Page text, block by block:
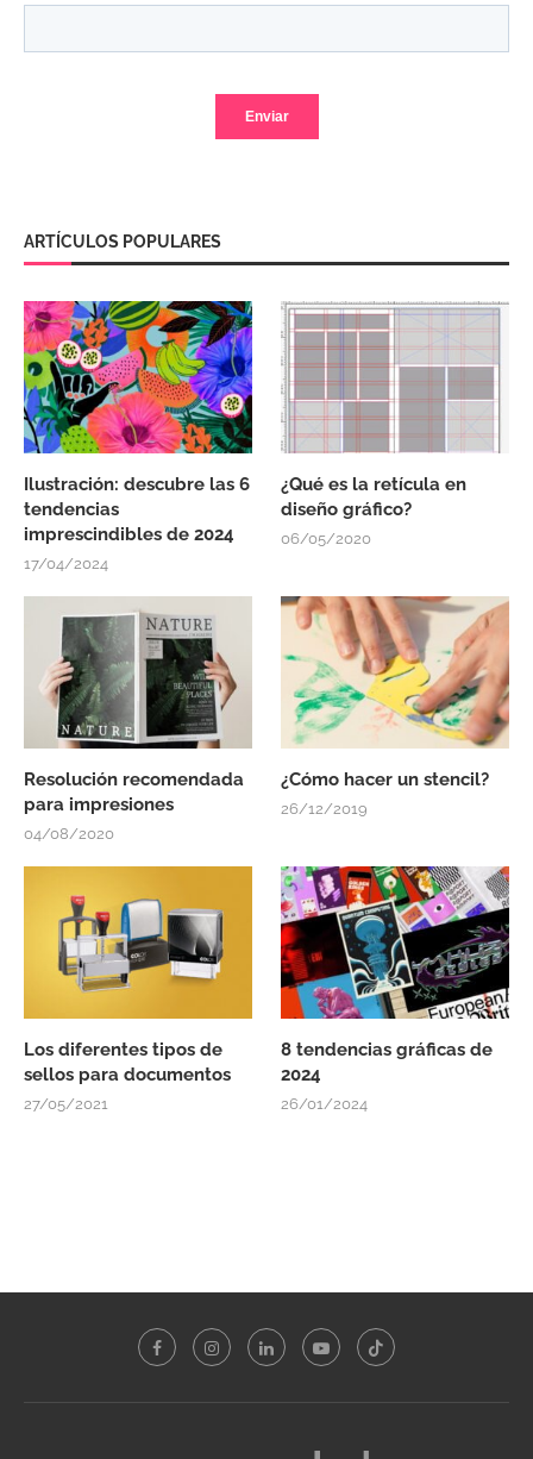
ARTÍCULOS POPULARES
Ilustración: descubre las 6
tendencias
imprescindibles de 2024
17/04/2024
¿Qué es la retícula en
diseño gráfico?
06/05/2020
Resolución recomendada
para impresiones
04/08/2020
¿Cómo hacer un stencil?
26/12/2019
Los diferentes tipos de
sellos para documentos
27/05/2021
8 tendencias gráficas de
2024
26/01/2024